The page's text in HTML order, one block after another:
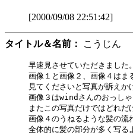
[2000/09/08 22:51:42]
タイトル＆名前： こうじ
早速見させていただきました。
画像１と画像２、画像４はま
見てくださいと写真が訴えか
画像３はwindさんのおっしゃ
またこの写真だけではどれだ
画像４のうねるような髪の流
全体的に髪の部分が多く写る